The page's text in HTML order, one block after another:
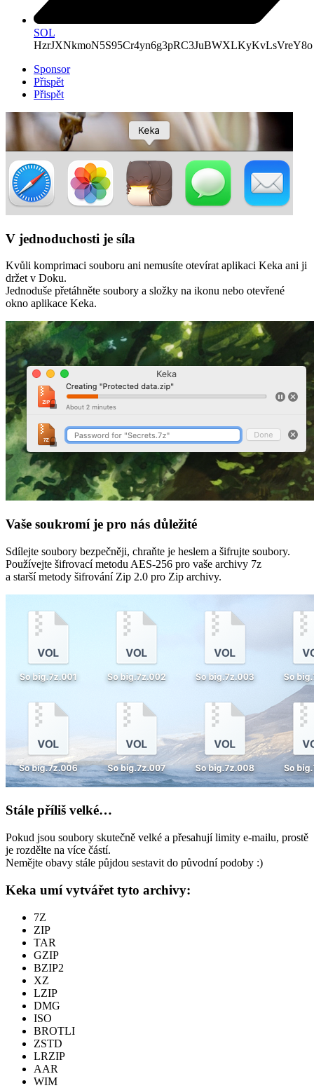
SOL
HzrJXNkmoN5S95Cr4yn6g3pRC3JuBWXLKyKvLsVreY8o
Sponsor
Přispět
Přispět
V jednoduchosti je síla
Kvůli komprimaci souboru ani nemusíte otevírat aplikaci Keka ani ji
držet v Doku.
Jednoduše přetáhněte soubory a složky na ikonu nebo otevřené
okno aplikace Keka.
Vaše soukromí je pro nás důležité
Sdílejte soubory bezpečněji, chraňte je heslem a šifrujte soubory.
Používejte šifrovací metodu AES-256 pro vaše archivy 7z
a starší metody šifrování Zip 2.0 pro Zip archivy.
Stále příliš velké…
Pokud jsou soubory skutečně velké a přesahují limity e-mailu, prostě
je rozdělte na více částí.
Nemějte obavy stále půjdou sestavit do původní podoby :)
Keka umí vytvářet tyto archivy:
7Z
ZIP
TAR
GZIP
BZIP2
XZ
LZIP
DMG
ISO
BROTLI
ZSTD
LRZIP
AAR
WIM